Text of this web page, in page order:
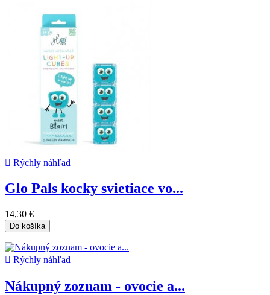
 Rýchly náhľad
Glo Pals kocky svietiace vo...
14,30 €
Do košíka
 Rýchly náhľad
Nákupný zoznam - ovocie a...